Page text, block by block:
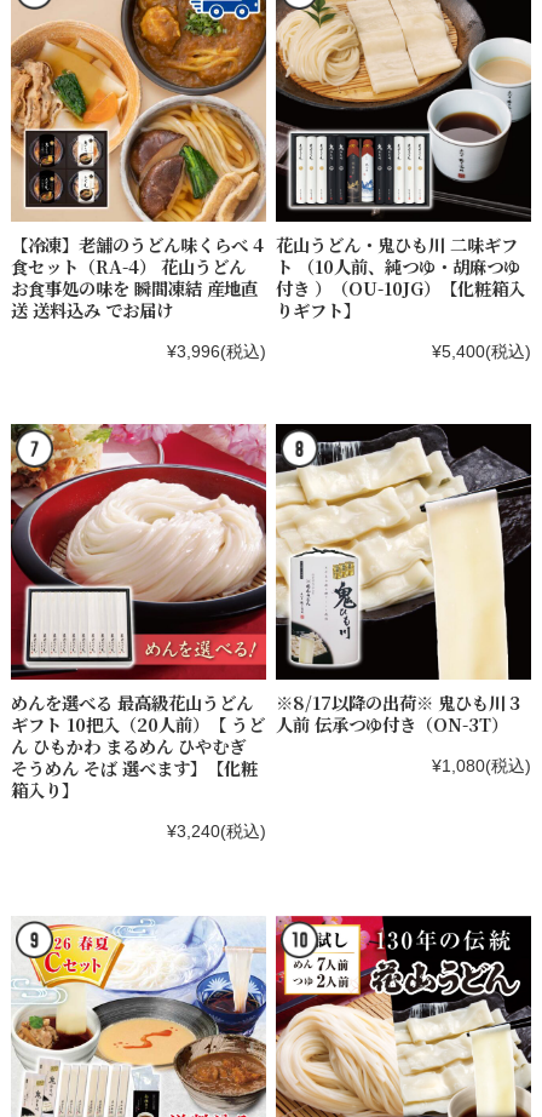
【冷凍】老舗のうどん味くらべ 4
食セット（RA-4） 花山うどん
お食事処の味を 瞬間凍結 産地直
送 送料込み でお届け
¥3,996(税込)
花山うどん・鬼ひも川 二味ギフ
ト （10人前、純つゆ・胡麻つゆ
付き ）（OU-10JG）【化粧箱入
りギフト】
¥5,400(税込)
めんを選べる 最高級花山うどん
ギフト 10把入（20人前）【 うど
ん ひもかわ まるめん ひやむぎ
そうめん そば 選べます】【化粧
箱入り】
¥3,240(税込)
※8/17以降の出荷※ 鬼ひも川３
人前 伝承つゆ付き（ON-3T）
¥1,080(税込)